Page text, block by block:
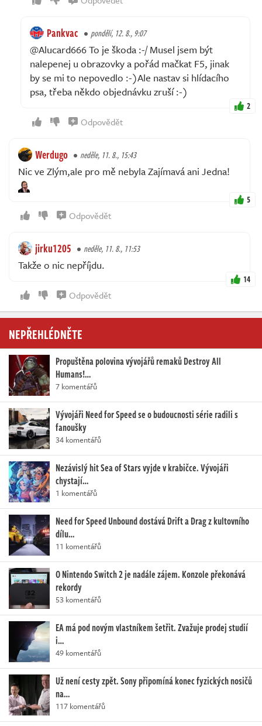
Pankvac pondělí, 12. 8., 9:07
@Alucard666 To je škoda :-/ Musel jsem být
nalepenej u obrazovky a pořád mačkat F5, jinak
by se mi to nepovedlo :-)Ale nastav si hlídacího
psa, třeba někdo objednávku zruší :-)
2
Odpovědět
Werdugo neděle, 11. 8., 15:43
Nic ve Zlým,ale pro mě nebyla Zajímavá ani Jedna!
5
Odpovědět
jirku1205 neděle, 11. 8., 11:53
Takže o nic nepříjdu.
14
Odpovědět
NEPŘEHLÉDNĚTE
Propuštěna polovina vývojářů remaků Destroy All
Humans!…
7 komentářů
Vývojáři Need for Speed se o budoucnosti série radili s
fanoušky
34 komentářů
Nezávislý hit Sea of Stars vyjde v krabičce. Vývojáři
chystají…
1 komentářů
Need for Speed Unbound dostává Drift a Drag z kultovního
dílu…
11 komentářů
O Nintendo Switch 2 je nadále zájem. Konzole překonává
rekordy
53 komentářů
EA má pod novým vlastníkem šetřit. Zvažuje prodej studií
i…
49 komentářů
Už není cesty zpět. Sony připomíná konec fyzických nosičů
na…
117 komentářů